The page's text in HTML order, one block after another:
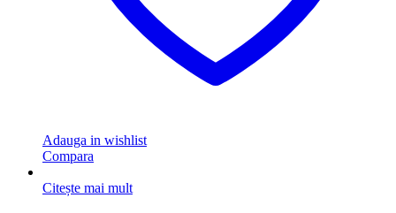
Adauga in wishlist
Compara
Citește mai mult